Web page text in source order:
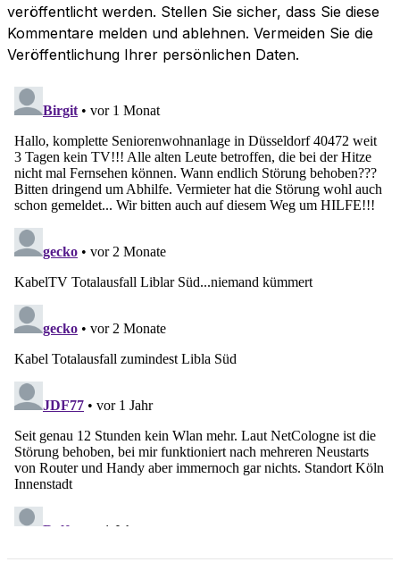
veröffentlicht werden. Stellen Sie sicher, dass Sie diese
Kommentare melden und ablehnen. Vermeiden Sie die
Veröffentlichung Ihrer persönlichen Daten.